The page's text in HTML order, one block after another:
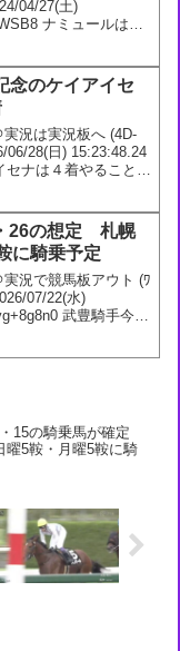
04/27(土)
ナミュールは武
念のケイアイセ
況は実況板へ (4D-
06/28(日) 15:23:48.24
セナは４着やることは
26の想定 札幌
に騎乗予定
況で競馬板アウト (ﾜ
07/22(水)
武豊騎手今週
・15の騎乗馬が確定
曜5鞍・月曜5鞍に騎